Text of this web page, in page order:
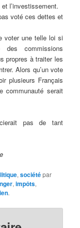
l’investissement.
voté ces dettes et
voter une telle loi si
commissions
propres à traiter les
Alors qu’un vote
plusieurs Français
communauté serait
pas de tant
,sociétépar
,impôts,
.